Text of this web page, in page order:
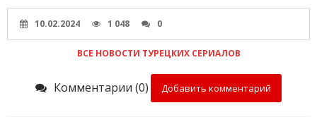
10.02.2024 1 048 0
ВСЕ НОВОСТИ ТУРЕЦКИХ СЕРИАЛОВ
Комментарии (0) Добавить комментарий